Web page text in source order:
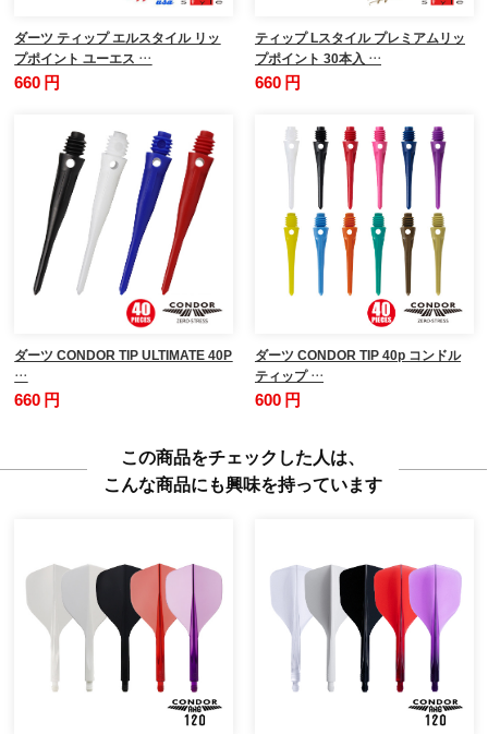
ダーツ ティップ エルスタイル リッ
プポイント ユーエス …
660 円
ティップ Lスタイル プレミアムリッ
プポイント 30本入 …
660 円
ダーツ CONDOR TIP ULTIMATE 40P
…
660 円
ダーツ CONDOR TIP 40p コンドル
ティップ …
600 円
この商品をチェックした人は、
こんな商品にも興味を持っています